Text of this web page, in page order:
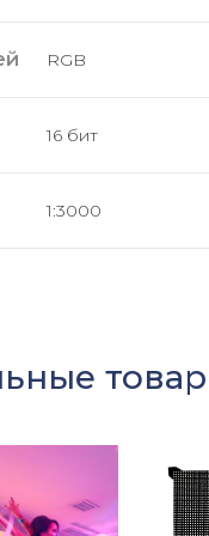
RGB
16 бит
1:3000